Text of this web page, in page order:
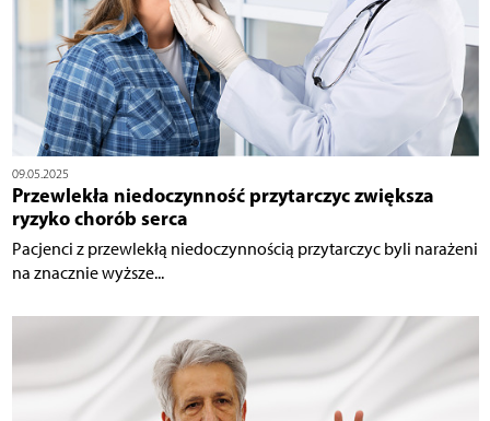
09.05.2025
Przewlekła niedoczynność przytarczyc zwiększa
ryzyko chorób serca
Pacjenci z przewlekłą niedoczynnością przytarczyc byli narażeni
na znacznie wyższe...